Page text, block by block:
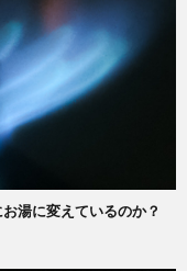
湯に変えているのか？